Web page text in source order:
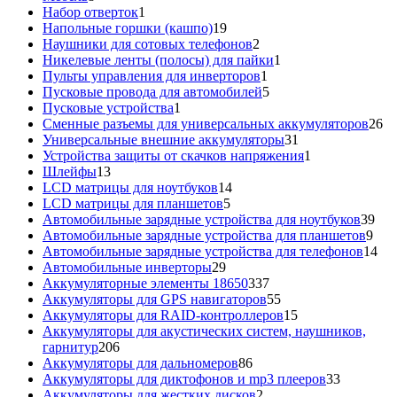
товаров
Набор отверток1
товар
Напольные горшки (кашпо)1919
товаров
Наушники для сотовых телефонов2
товара
Никелевые ленты (полосы) для пайки1
Пульты управления для инверторов1
товар
Пусковые провода для автомобилей55
Пусковые устройства1
товар
Сменные разъемы для универсальных аккумуляторов2626
Универсальные внешние аккумуляторы31
товар
Устройства защиты от скачков напряжения1
Шлейфы1313
товаров
LCD матрицы для ноутбуков1414
LCD матрицы для планшетов55
товаров
Автомобильные зарядные устройства для ноутбуков3939
Автомобильные зарядные устройства для планшетов99
Автомобильные зарядные устройства для телефонов1414
Автомобильные инверторы2929
товаров
Аккумуляторные элементы 18650337337
товаров
Аккумуляторы для GPS навигаторов5555
товаров
Аккумуляторы для RAID-контроллеров1515
товаров
Аккумуляторы для акустических систем, наушников,
гарнитур206206
товаров
Аккумуляторы для дальномеров8686
товаров
Аккумуляторы для диктофонов и mp3 плееров3333